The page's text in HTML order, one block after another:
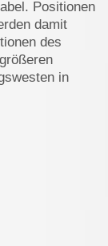
Positionen
damit
des
in